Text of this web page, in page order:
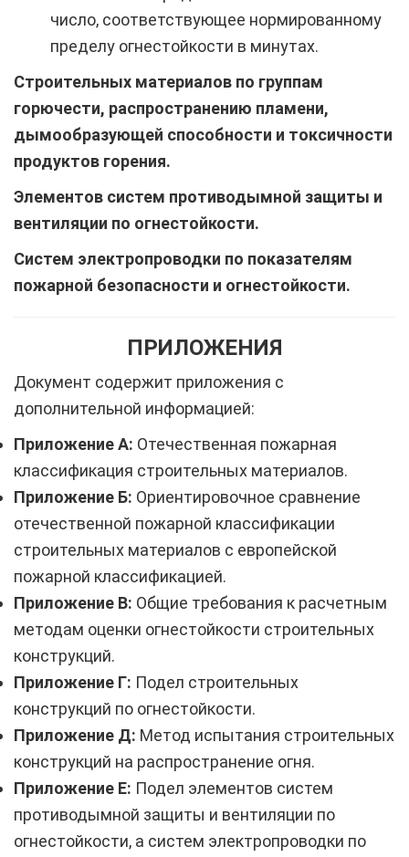
число, соответствующее нормированному
пределу огнестойкости в минутах.
Строительных материалов по группам
горючести, распространению пламени,
дымообразующей способности и токсичности
продуктов горения.
Элементов систем противодымной защиты и
вентиляции по огнестойкости.
Систем электропроводки по показателям
пожарной безопасности и огнестойкости.
ПРИЛОЖЕНИЯ
Документ содержит приложения с
дополнительной информацией:
Приложение А: Отечественная пожарная
классификация строительных материалов.
Приложение Б: Ориентировочное сравнение
отечественной пожарной классификации
строительных материалов с европейской
пожарной классификацией.
Приложение В: Общие требования к расчетным
методам оценки огнестойкости строительных
конструкций.
Приложение Г: Подел строительных
конструкций по огнестойкости.
Приложение Д: Метод испытания строительных
конструкций на распространение огня.
Приложение Е: Подел элементов систем
противодымной защиты и вентиляции по
огнестойкости, а систем электропроводки по